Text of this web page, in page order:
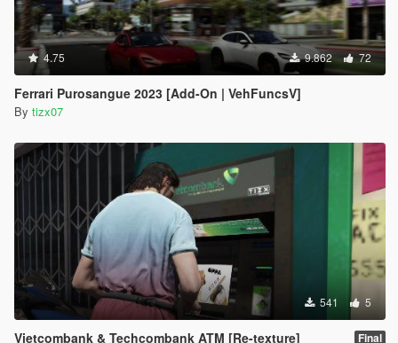
4.75 9.862 72
Ferrari Purosangue 2023 [Add-On | VehFuncsV]
By tizx07
541 5
Vietcombank & Techcombank ATM [Re-texture] Final